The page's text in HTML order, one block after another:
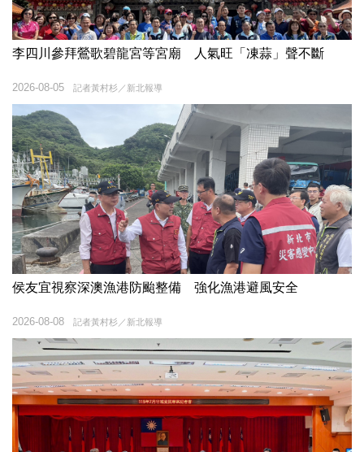
李四川參拜鶯歌碧龍宮等宮廟 人氣旺「凍蒜」聲不斷
記者黃村杉／新北報導
2026-08-05
侯友宜視察深澳漁港防颱整備 強化漁港避風安全
記者黃村杉／新北報導
2026-08-08